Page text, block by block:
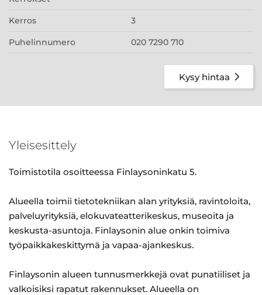
Kerros 3
Puhelinnumero 020 7290 710
Kysy hintaa
Yleisesittely
Toimistotila osoitteessa Finlaysoninkatu 5.
Alueella toimii tietotekniikan alan yrityksiä, ravintoloita,
palveluyrityksiä, elokuvateatterikeskus, museoita ja
keskusta-asuntoja. Finlaysonin alue onkin toimiva
työpaikkakeskittymä ja vapaa-ajankeskus.
Finlaysonin alueen tunnusmerkkejä ovat punatiiliset ja
valkoisiksi rapatut rakennukset. Alueella on